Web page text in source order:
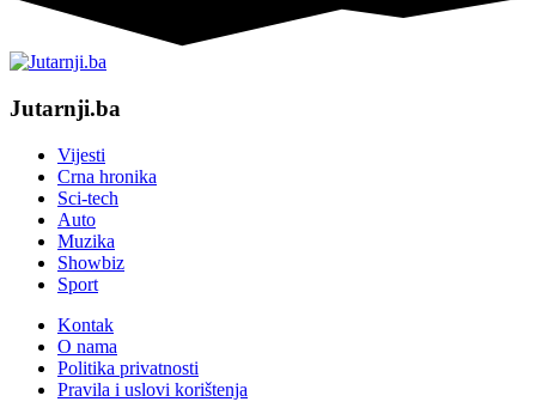
Jutarnji.ba
Vijesti
Crna hronika
Sci-tech
Auto
Muzika
Showbiz
Sport
Kontak
O nama
Politika privatnosti
Pravila i uslovi korištenja